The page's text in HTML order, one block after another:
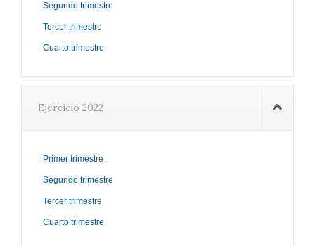
Segundo trimestre
Tercer trimestre
Cuarto trimestre
Ejercicio 2022
Primer trimestre
Segundo trimestre
Tercer trimestre
Cuarto trimestre